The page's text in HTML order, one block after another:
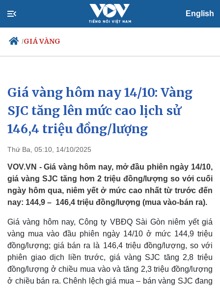
English
/GIÁ VÀNG
Chính trị
Đảng
Tổ chức nhân sự
Quốc hội
Nhận diện sự thật
Xã hội
Tin 24h
Dự báo thời tiết
Giáo dục
Dấu ấn VOV
Giá vàng hôm nay 14/10: Vàng
SJC tăng lên mức cao lịch sử
146,4 triệu đồng/lượng
Thứ Ba, 05:10, 14/10/2025
VOV.VN - Giá vàng hôm nay, mở đầu phiên ngày 14/10,
giá vàng SJC tăng hơn 2 triệu đồng/lượng so với cuối
ngày hôm qua, niêm yết ở mức cao nhất từ trước đến
nay: 144,9 – 146,4 triệu đồng/lượng (mua vào-bán ra).
Giá vàng hôm nay, Công ty VBĐQ Sài Gòn niêm yết giá
vàng mua vào đầu phiên ngày 14/10 ở mức 144,9 triệu
đồng/lượng; giá bán ra là 146,4 triệu đồng/lượng, so với
phiên giao dịch liền trước, giá vàng SJC tăng 2,8 triệu
đồng/lượng ở chiều mua vào và tăng 2,3 triệu đồng/lượng
ở chiều bán ra. Chênh lệch giá mua – bán vàng SJC đang